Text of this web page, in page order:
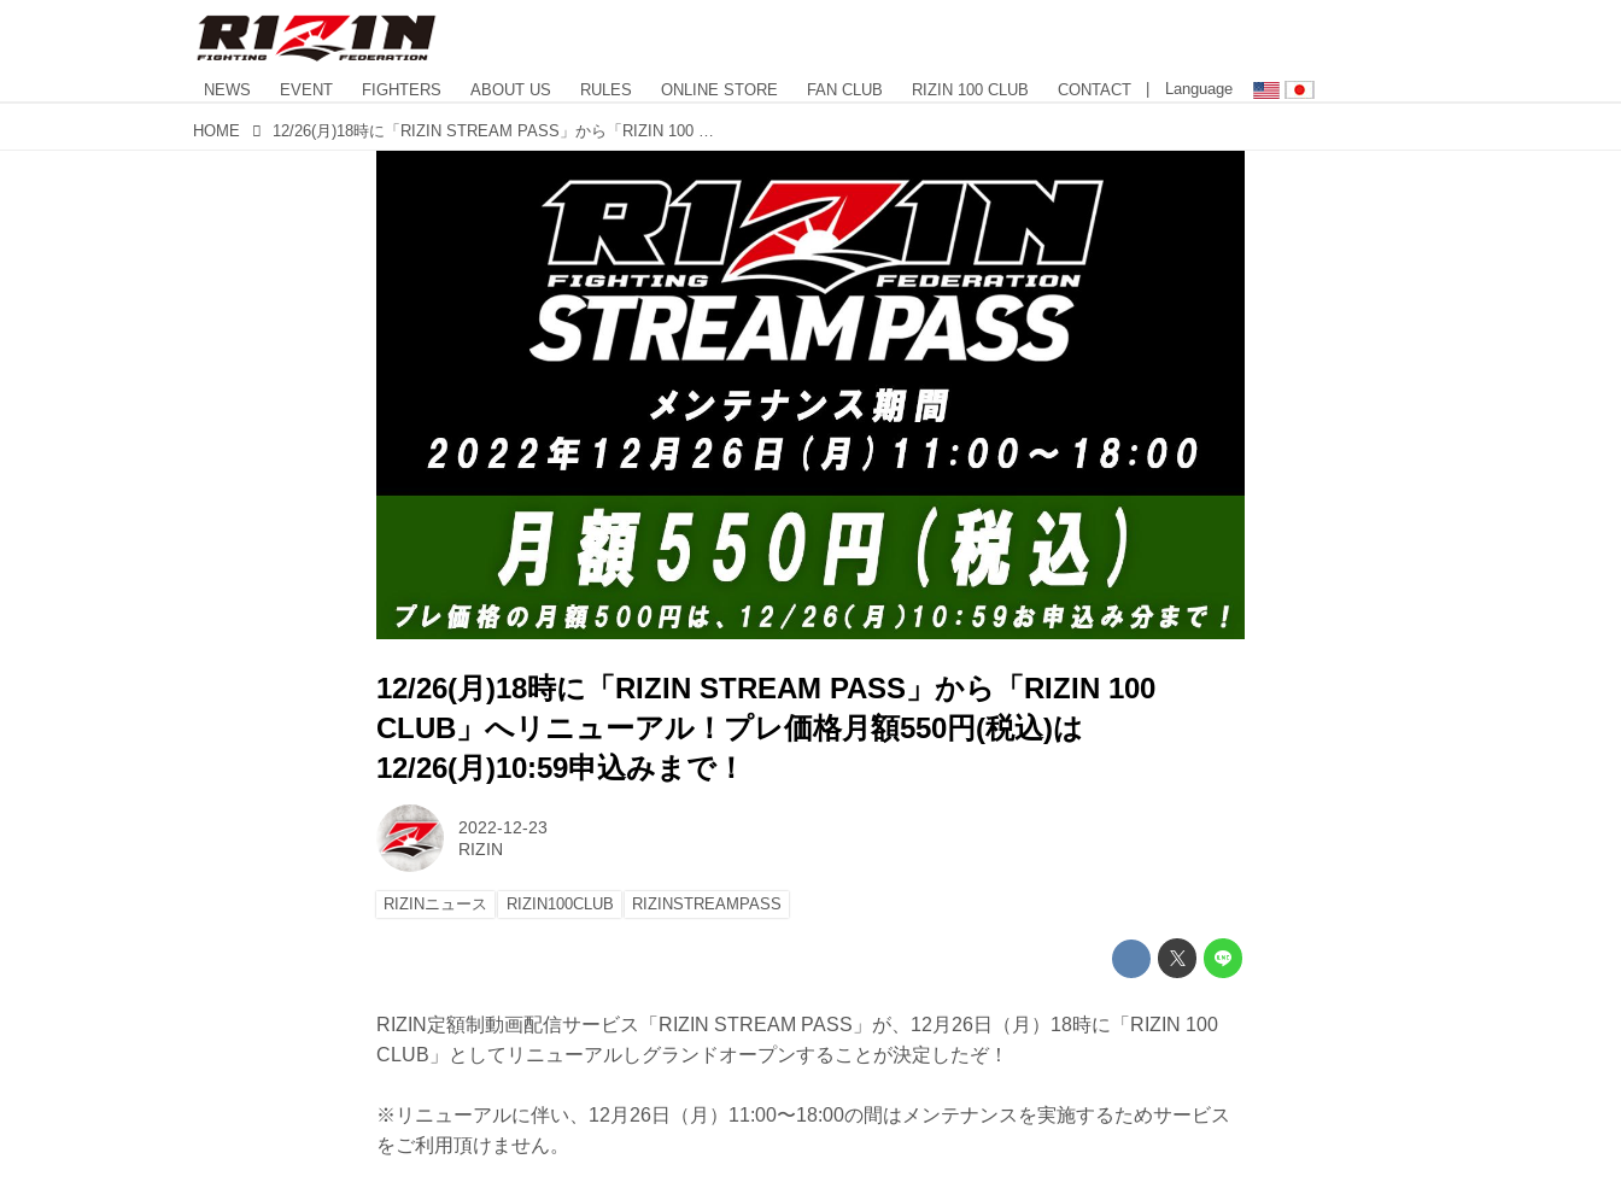
NEWS EVENT FIGHTERS ABOUT US RULES ONLINE STORE FAN CLUB RIZIN 100 CLUB CONTACT | Language
HOME
12/26(月)18時に「RIZIN STREAM PASS」から「RIZIN 100
CLUB」へリニューアル！プレ価格月額550円(税込)は
12/26(月)10:59申込みまで！
2022-12-23
RIZIN
RIZINニュース RIZIN100CLUB RIZINSTREAMPASS
RIZIN定額制動画配信サービス「RIZIN STREAM PASS」が、12月26日（月）18時に「RIZIN 100
CLUB」としてリニューアルしグランドオープンすることが決定したぞ！
※リニューアルに伴い、12月26日（月）11:00〜18:00の間はメンテナンスを実施するためサービス
をご利用頂けません。